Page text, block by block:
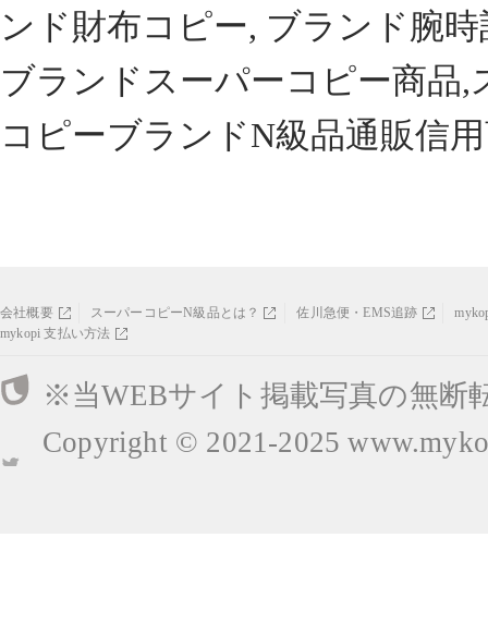
ンド財布コピー, ブランド腕
ブランドスーパーコピー商品
コピーブランドN級品通販信
会社概要 スーパーコピーN級品とは？ 佐川急便・EMS追跡
mykopi 支払い方法
※当WEBサイト掲載写真の無断
Copyright © 2021-2025